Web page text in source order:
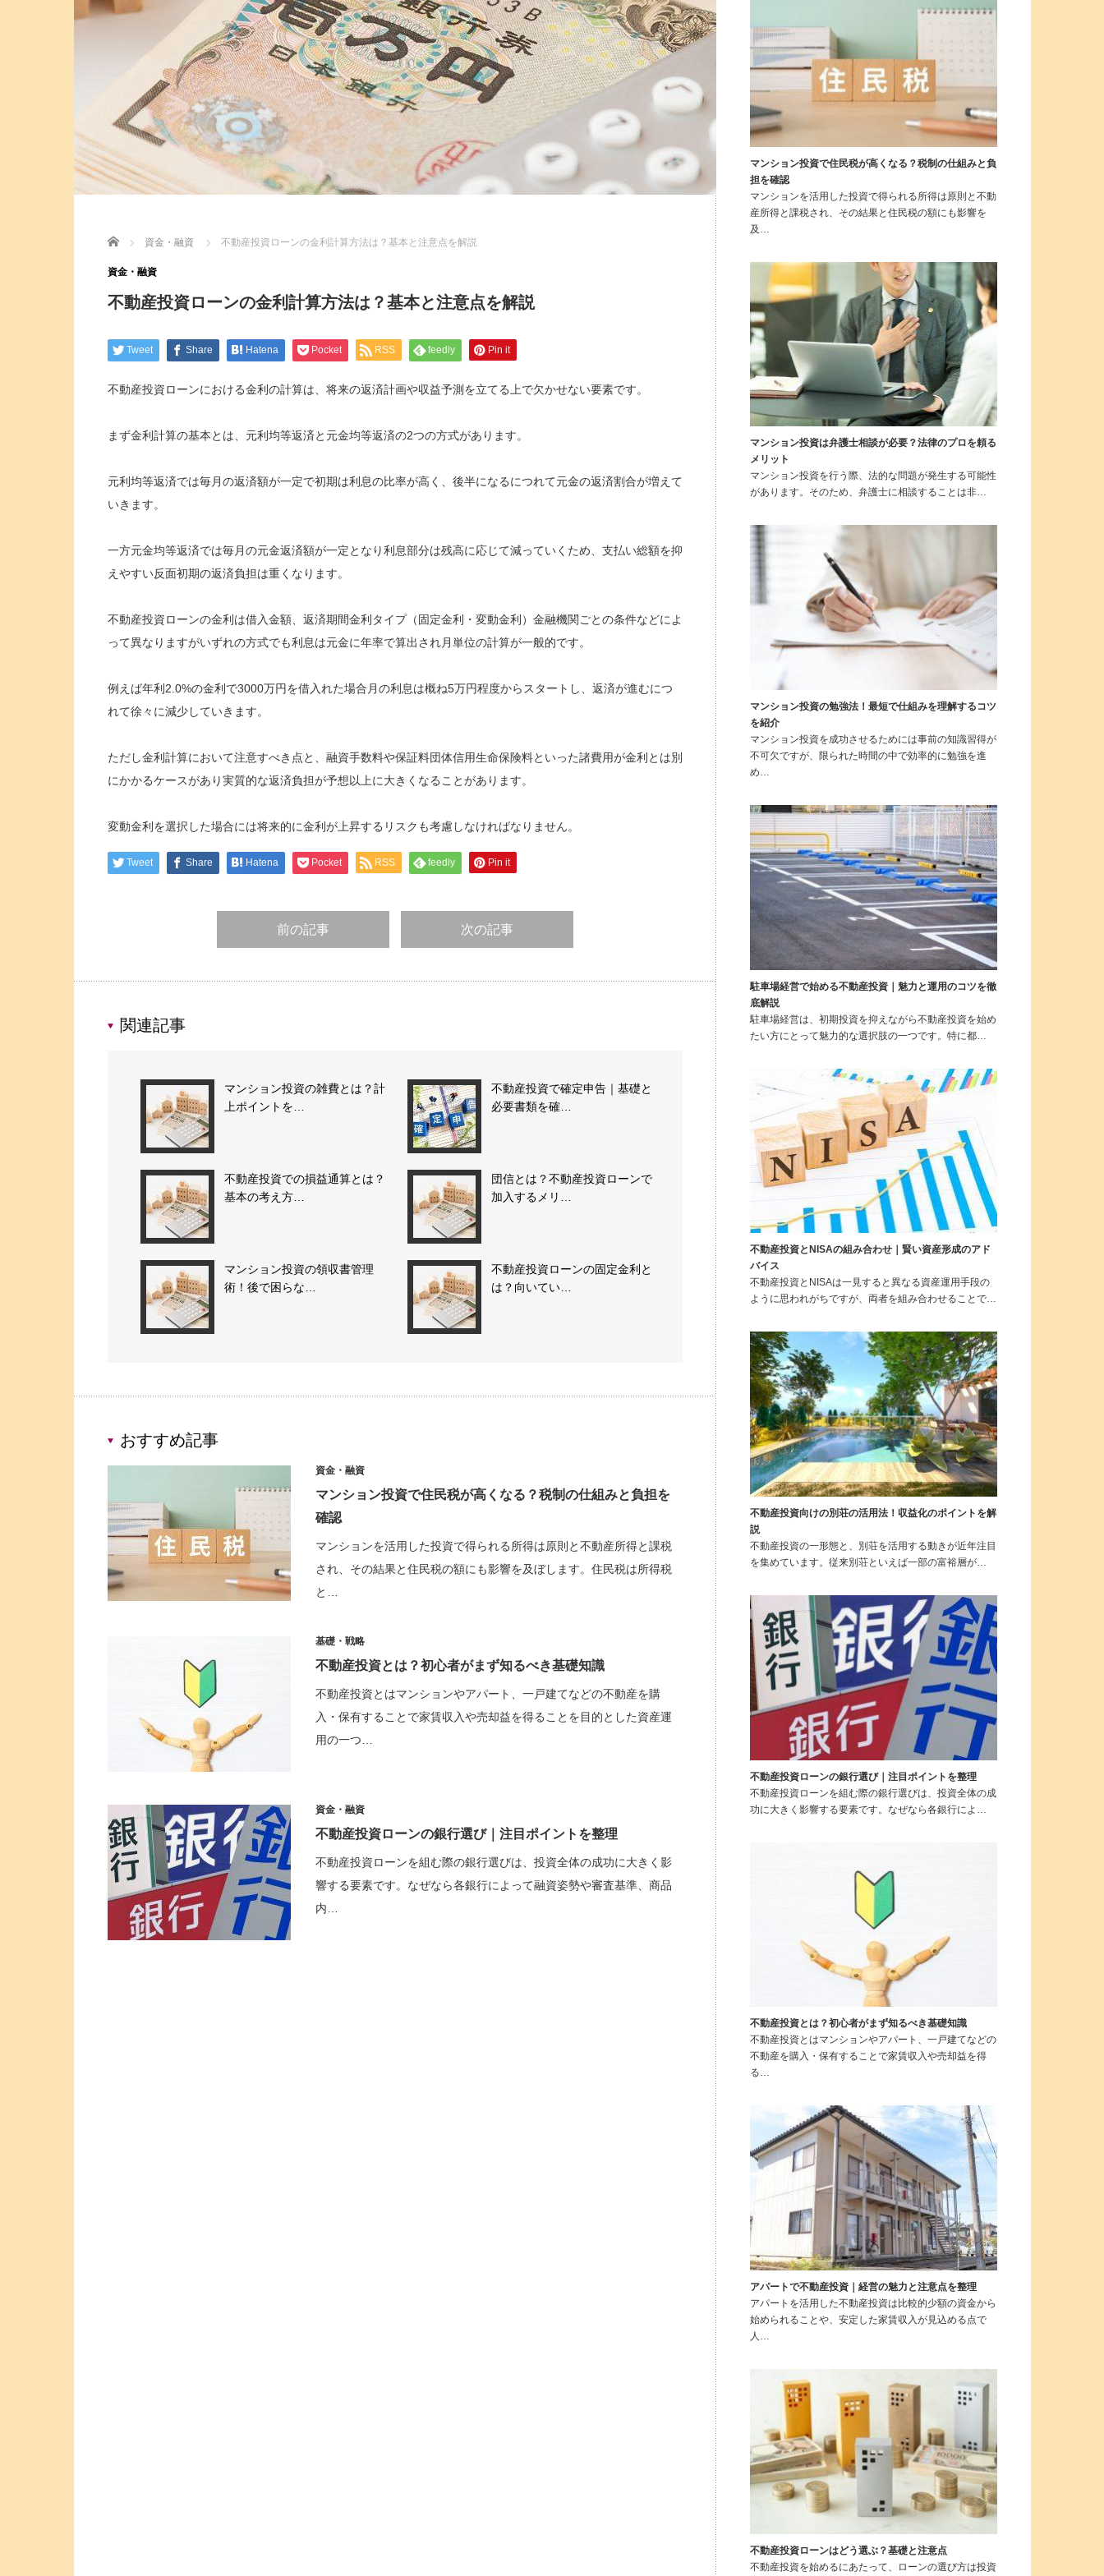
Home 資金・融資 不動産投資ローンの金利計算方法は？基本と注意点を解説
資金・融資
不動産投資ローンの金利計算方法は？基本と注意点を解説
Tweet Share Hatena Pocket RSS feedly Pin it
不動産投資ローンにおける金利の計算は、将来の返済計画や収益予測を立てる上で欠かせない要素です。
まず金利計算の基本とは、元利均等返済と元金均等返済の2つの方式があります。
元利均等返済では毎月の返済額が一定で初期は利息の比率が高く、後半になるにつれて元金の返済割合が増えて
いきます。
一方元金均等返済では毎月の元金返済額が一定となり利息部分は残高に応じて減っていくため、支払い総額を抑
えやすい反面初期の返済負担は重くなります。
不動産投資ローンの金利は借入金額、返済期間金利タイプ（固定金利・変動金利）金融機関ごとの条件などによ
って異なりますがいずれの方式でも利息は元金に年率で算出され月単位の計算が一般的です。
例えば年利2.0%の金利で3000万円を借入れた場合月の利息は概ね5万円程度からスタートし、返済が進むにつ
れて徐々に減少していきます。
ただし金利計算において注意すべき点と、融資手数料や保証料団体信用生命保険料といった諸費用が金利とは別
にかかるケースがあり実質的な返済負担が予想以上に大きくなることがあります。
変動金利を選択した場合には将来的に金利が上昇するリスクも考慮しなければなりません。
Tweet Share Hatena Pocket RSS feedly Pin it
前の記事 次の記事
関連記事
マンション投資の雑費とは？計
上ポイントを…
不動産投資で確定申告｜基礎と
必要書類を確…
不動産投資での損益通算とは？
基本の考え方…
団信とは？不動産投資ローンで
加入するメリ…
マンション投資の領収書管理
術！後で困らな…
不動産投資ローンの固定金利と
は？向いてい…
おすすめ記事
資金・融資
マンション投資で住民税が高くなる？税制の仕組みと負担を
確認
マンションを活用した投資で得られる所得は原則と不動産所得と課税
され、その結果と住民税の額にも影響を及ぼします。住民税は所得税
と…
基礎・戦略
不動産投資とは？初心者がまず知るべき基礎知識
不動産投資とはマンションやアパート、一戸建てなどの不動産を購
入・保有することで家賃収入や売却益を得ることを目的とした資産運
用の一つ…
資金・融資
不動産投資ローンの銀行選び｜注目ポイントを整理
不動産投資ローンを組む際の銀行選びは、投資全体の成功に大きく影
響する要素です。なぜなら各銀行によって融資姿勢や審査基準、商品
内…
マンション投資で住民税が高くなる？税制の仕組みと負
担を確認
マンションを活用した投資で得られる所得は原則と不動
産所得と課税され、その結果と住民税の額にも影響を
及…
マンション投資は弁護士相談が必要？法律のプロを頼る
メリット
マンション投資を行う際、法的な問題が発生する可能性
があります。そのため、弁護士に相談することは非…
マンション投資の勉強法！最短で仕組みを理解するコツ
を紹介
マンション投資を成功させるためには事前の知識習得が
不可欠ですが、限られた時間の中で効率的に勉強を進
め…
駐車場経営で始める不動産投資｜魅力と運用のコツを徹
底解説
駐車場経営は、初期投資を抑えながら不動産投資を始め
たい方にとって魅力的な選択肢の一つです。特に都…
不動産投資とNISAの組み合わせ｜賢い資産形成のアド
バイス
不動産投資とNISAは一見すると異なる資産運用手段の
ように思われがちですが、両者を組み合わせることで…
不動産投資向けの別荘の活用法！収益化のポイントを解
説
不動産投資の一形態と、別荘を活用する動きが近年注目
を集めています。従来別荘といえば一部の富裕層が…
不動産投資ローンの銀行選び｜注目ポイントを整理
不動産投資ローンを組む際の銀行選びは、投資全体の成
功に大きく影響する要素です。なぜなら各銀行によ…
不動産投資とは？初心者がまず知るべき基礎知識
不動産投資とはマンションやアパート、一戸建てなどの
不動産を購入・保有することで家賃収入や売却益を得
る…
アパートで不動産投資｜経営の魅力と注意点を整理
アパートを活用した不動産投資は比較的少額の資金から
始められることや、安定した家賃収入が見込める点で
人…
不動産投資ローンはどう選ぶ？基礎と注意点
不動産投資を始めるにあたって、ローンの選び方は投資